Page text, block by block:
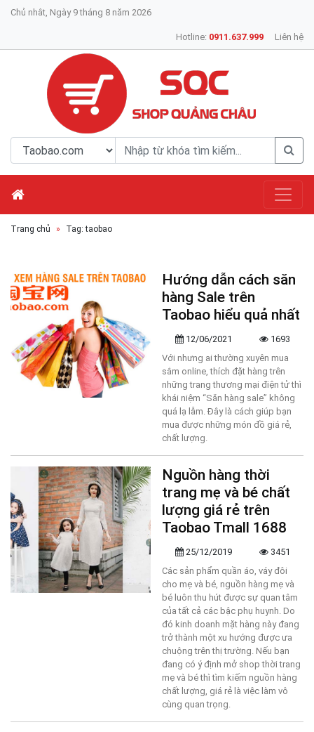
Chủ nhât, Ngày 9 tháng 8 năm 2026
Hotline: 0911.637.999 Liên hệ
Trang chủ Tag: taobao
Hướng dẫn cách săn
hàng Sale trên
Taobao hiểu quả nhất
12/06/2021
1693
Với nhưng ai thường xuyên mua
sắm online, thích đặt hàng trên
những trang thương mại điện tử thì
khái niệm “Săn hàng sale” không
quá lạ lẫm. Đây là cách giúp bạn
mua được những món đồ giá rẻ,
chất lượng.
Nguồn hàng thời
trang mẹ và bé chất
lượng giá rẻ trên
Taobao Tmall 1688
25/12/2019
3451
Các sản phẩm quần áo, váy đôi
cho mẹ và bé, nguồn hàng mẹ và
bé luôn thu hút được sự quan tâm
của tất cả các bậc phụ huynh. Do
đó kinh doanh mặt hàng này đang
trở thành một xu hướng được ưa
chuộng trên thị trường. Nếu bạn
đang có ý định mở shop thời trang
mẹ và bé thì tìm kiếm nguồn hàng
chất lượng, giá rẻ là việc làm vô
cùng quan trọng.